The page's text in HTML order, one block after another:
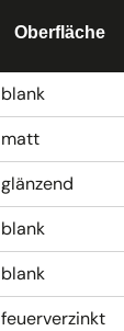
Oberfläche
blank
matt
glänzend
blank
blank
feuerverzinkt